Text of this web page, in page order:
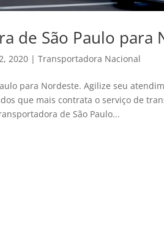
de São Paulo para
2020 |Transportadora Nacional
para Nordeste. Agilize seu
que mais contrata o serviço de
de São Paulo...